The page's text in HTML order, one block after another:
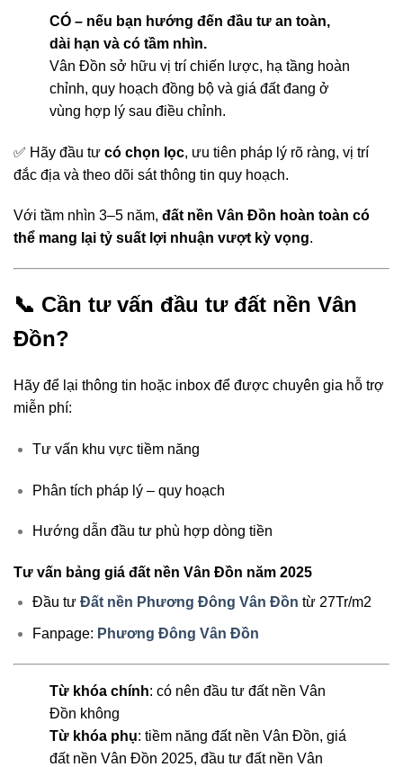
CÓ – nếu bạn hướng đến đầu tư an toàn,
dài hạn và có tầm nhìn.
Vân Đồn sở hữu vị trí chiến lược, hạ tầng hoàn
chỉnh, quy hoạch đồng bộ và giá đất đang ở
vùng hợp lý sau điều chỉnh.
✅ Hãy đầu tư có chọn lọc, ưu tiên pháp lý rõ ràng, vị trí
đắc địa và theo dõi sát thông tin quy hoạch.
Với tầm nhìn 3–5 năm, đất nền Vân Đồn hoàn toàn có
thể mang lại tỷ suất lợi nhuận vượt kỳ vọng.
📞 Cần tư vấn đầu tư đất nền Vân
Đồn?
Hãy để lại thông tin hoặc inbox để được chuyên gia hỗ trợ
miễn phí:
Tư vấn khu vực tiềm năng
Phân tích pháp lý – quy hoạch
Hướng dẫn đầu tư phù hợp dòng tiền
Tư vấn bảng giá đất nền Vân Đồn năm 2025
Đầu tư Đất nền Phương Đông Vân Đồn từ 27Tr/m2
Fanpage: Phương Đông Vân Đồn
Từ khóa chính: có nên đầu tư đất nền Vân
Đồn không
Từ khóa phụ: tiềm năng đất nền Vân Đồn, giá
đất nền Vân Đồn 2025, đầu tư đất nền Vân